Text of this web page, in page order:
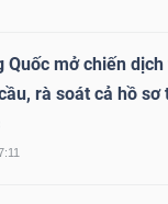
Quốc mở chiến
rà soát cả hồ sơ